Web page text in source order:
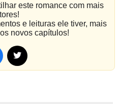
este romance com mais
e leituras ele tiver, mais
novos capítulos!